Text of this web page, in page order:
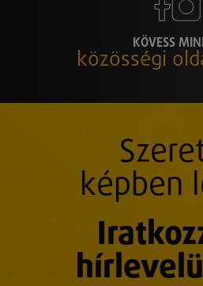
KÖVESS
közösségi
képben